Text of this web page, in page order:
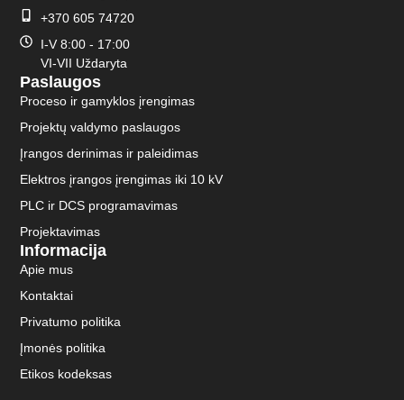
Paslaugos
Proceso ir gamyklos įrengimas
Projektų valdymo paslaugos
Įrangos derinimas ir paleidimas
Elektros įrangos įrengimas iki 10 kV
PLC ir DCS programavimas
Projektavimas
Informacija
Apie mus
Kontaktai
Privatumo politika
Įmonės politika
Etikos kodeksas
+370 605 74720
I-V 8:00 - 17:00
VI-VII Uždaryta